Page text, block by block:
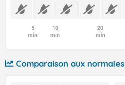
5
min
10
min
20
min
Comparaison aux normales